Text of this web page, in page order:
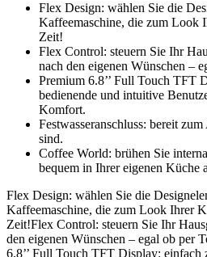
Flex Design: wählen Sie die
Kaffeemaschine, die zum Look
Zeit!
Flex Control: steuern Sie Ihr
nach den eigenen Wünschen –
Premium 6.8’’ Full Touch TFT
bedienende und intuitive
Komfort.
Festwasseranschluss: bereit
sind.
Coffee World: brühen Sie
bequem in Ihrer eigenen Küche
Flex Design: wählen Sie die
Kaffeemaschine, die zum Look Ihrer
Zeit!Flex Control: steuern Sie Ihr
den eigenen Wünschen – egal ob per
6.8’’ Full Touch TFT Display: